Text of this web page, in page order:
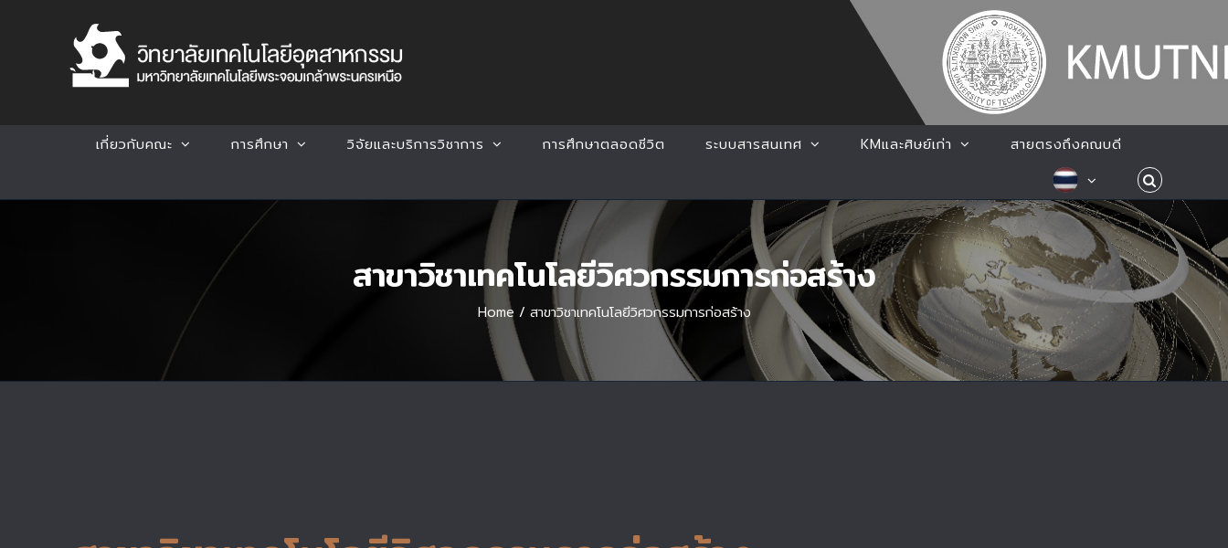
เกี่ยวกับคณะ การศึกษา วิจัยและบริการวิชาการ การศึกษาตลอดชีวิต ระบบสารสนเทศ KMและศิษย์เก่า สายตรงถึงคณบดี
สาขาวิชาเทคโนโลยีวิศวกรรมการก่อสร้าง
Home / สาขาวิชาเทคโนโลยีวิศวกรรมการก่อสร้าง